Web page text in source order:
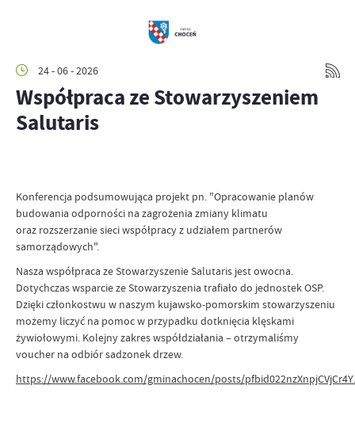
24 - 06 - 2026
Współpraca ze Stowarzyszeniem
Salutaris
Konferencja podsumowująca projekt pn. "Opracowanie planów
budowania odporności na zagrożenia zmiany klimatu
oraz rozszerzanie sieci współpracy z udziałem partnerów
samorządowych".
Nasza współpraca ze Stowarzyszenie Salutaris jest owocna.
Dotychczas wsparcie ze Stowarzyszenia trafiało do jednostek OSP.
Dzięki członkostwu w naszym kujawsko-pomorskim stowarzyszeniu
możemy liczyć na pomoc w przypadku dotknięcia klęskami
żywiołowymi. Kolejny zakres współdziałania – otrzymaliśmy
voucher na odbiór sadzonek drzew.
https://www.facebook.com/gminachocen/posts/